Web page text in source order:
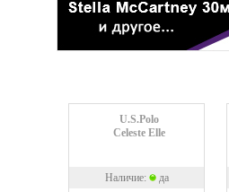
U.S.Polo
Celeste Elle
Наличие: да